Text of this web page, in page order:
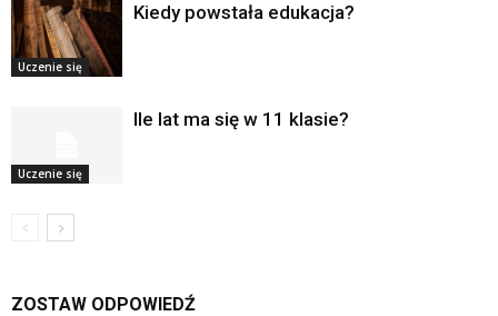
Uczenie się
Kiedy powstała edukacja?
Uczenie się
Ile lat ma się w 11 klasie?
ZOSTAW ODPOWIEDŹ